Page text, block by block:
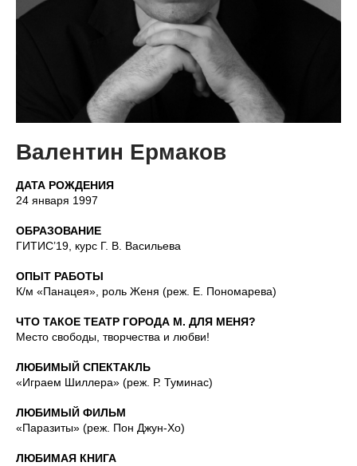
Валентин Ермаков
ДАТА РОЖДЕНИЯ
24 января 1997
ОБРАЗОВАНИЕ
ГИТИС’19, курс Г. В. Васильева
ОПЫТ РАБОТЫ
К/м «Панацея», роль Женя (реж. Е. Пономарева)
ЧТО ТАКОЕ ТЕАТР ГОРОДА М. ДЛЯ МЕНЯ?
Место свободы, творчества и любви!
ЛЮБИМЫЙ СПЕКТАКЛЬ
«Играем Шиллера» (реж. Р. Туминас)
ЛЮБИМЫЙ ФИЛЬМ
«Паразиты» (реж. Пон Джун-Хо)
ЛЮБИМАЯ КНИГА